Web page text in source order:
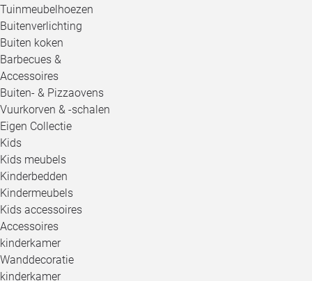
Tuinmeubelhoezen
Buitenverlichting
Buiten koken
Barbecues &
Accessoires
Buiten- & Pizzaovens
Vuurkorven & -schalen
Eigen Collectie
Kids
Kids meubels
Kinderbedden
Kindermeubels
Kids accessoires
Accessoires
kinderkamer
Wanddecoratie
kinderkamer